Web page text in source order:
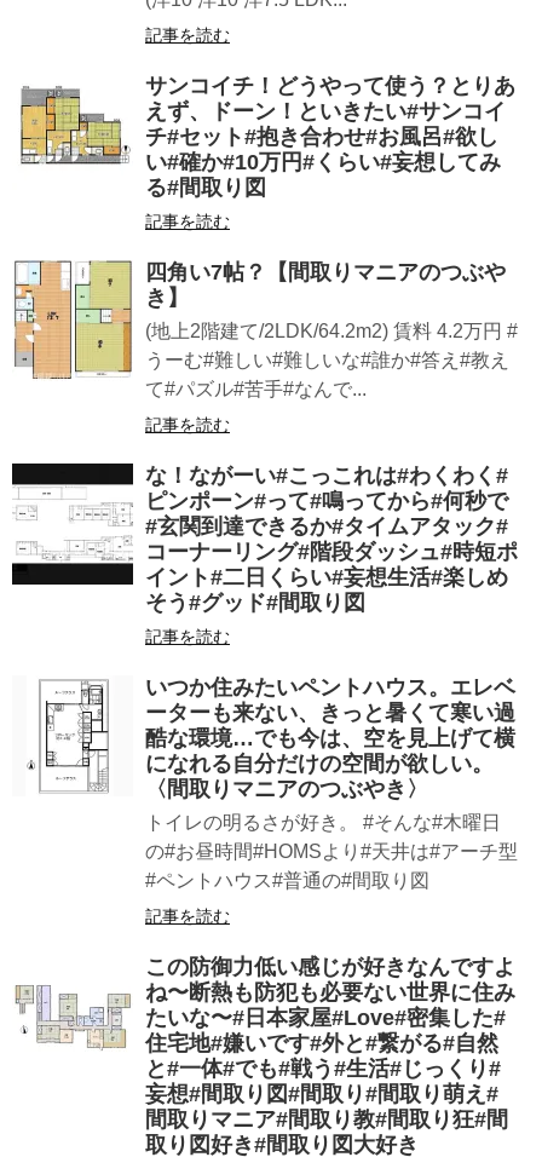
記事を読む
サンコイチ！どうやって使う？とりあ
えず、ドーン！といきたい#サンコイ
チ#セット#抱き合わせ#お風呂#欲し
い#確か#10万円#くらい#妄想してみ
る#間取り図
記事を読む
四角い7帖？【間取りマニアのつぶや
き】
(地上2階建て/2LDK/64.2m2) 賃料 4.2万円 #
うーむ#難しい#難しいな#誰か#答え#教え
て#パズル#苦手#なんで...
記事を読む
な！ながーい#こっこれは#わくわく#
ピンポーン#って#鳴ってから#何秒で
#玄関到達できるか#タイムアタック#
コーナーリング#階段ダッシュ#時短ポ
イント#二日くらい#妄想生活#楽しめ
そう#グッド#間取り図
記事を読む
いつか住みたいペントハウス。エレベ
ーターも来ない、きっと暑くて寒い過
酷な環境…でも今は、空を見上げて横
になれる自分だけの空間が欲しい。
〈間取りマニアのつぶやき〉
トイレの明るさが好き。 #そんな#木曜日
の#お昼時間#HOMSより#天井は#アーチ型
#ペントハウス#普通の#間取り図
記事を読む
この防御力低い感じが好きなんですよ
ね〜断熱も防犯も必要ない世界に住み
たいな〜#日本家屋#Love#密集した#
住宅地#嫌いです#外と#繋がる#自然
と#一体#でも#戦う#生活#じっくり#
妄想#間取り図#間取り#間取り萌え#
間取りマニア#間取り教#間取り狂#間
取り図好き#間取り図大好き